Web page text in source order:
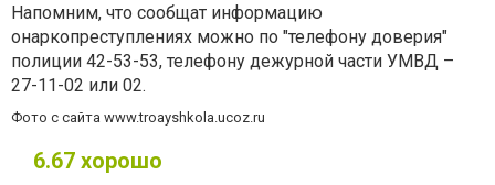
Напомним, что сообщат информацию
онаркопреступлениях можно по "телефону доверия"
полиции 42-53-53, телефону дежурной части УМВД –
27-11-02 или 02.
Фото с сайта www.troayshkola.ucoz.ru
6.67 хорошо